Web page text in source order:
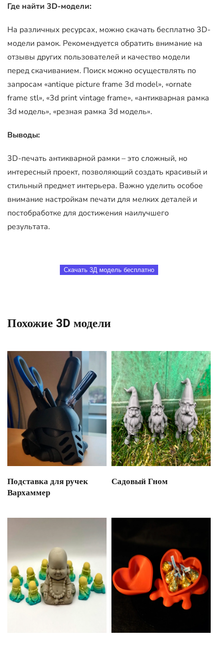
Где найти 3D-модели:
На различных ресурсах, можно скачать бесплатно 3D-
модели рамок. Рекомендуется обратить внимание на
отзывы других пользователей и качество модели
перед скачиванием. Поиск можно осуществлять по
запросам «antique picture frame 3d model», «ornate
frame stl», «3d print vintage frame», «антикварная рамка
3d модель», «резная рамка 3d модель».
Выводы:
3D-печать антикварной рамки – это сложный, но
интересный проект, позволяющий создать красивый и
стильный предмет интерьера. Важно уделить особое
внимание настройкам печати для мелких деталей и
постобработке для достижения наилучшего
результата.
Скачать 3Д модель бесплатно
Похожие 3D модели
Подставка для ручек
Вархаммер
Садовый Гном